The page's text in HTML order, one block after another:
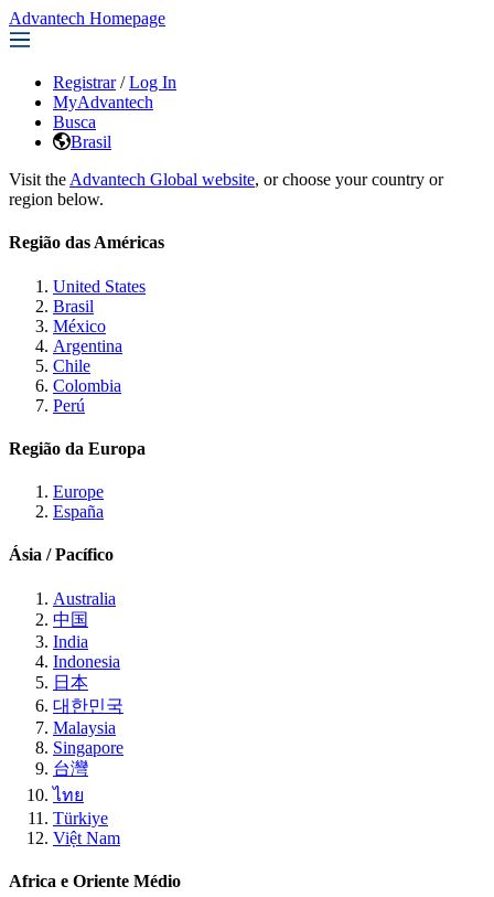
Advantech Homepage
Registrar / Log In
MyAdvantech
Busca
Brasil
Visit the Advantech Global website, or choose your country or
region below.
Região das Américas
United States
Brasil
México
Argentina
Chile
Colombia
Perú
Região da Europa
Europe
España
Ásia / Pacífico
Australia
中国
India
Indonesia
日本
대한민국
Malaysia
Singapore
台灣
ไทย
Türkiye
Việt Nam
Africa e Oriente Médio